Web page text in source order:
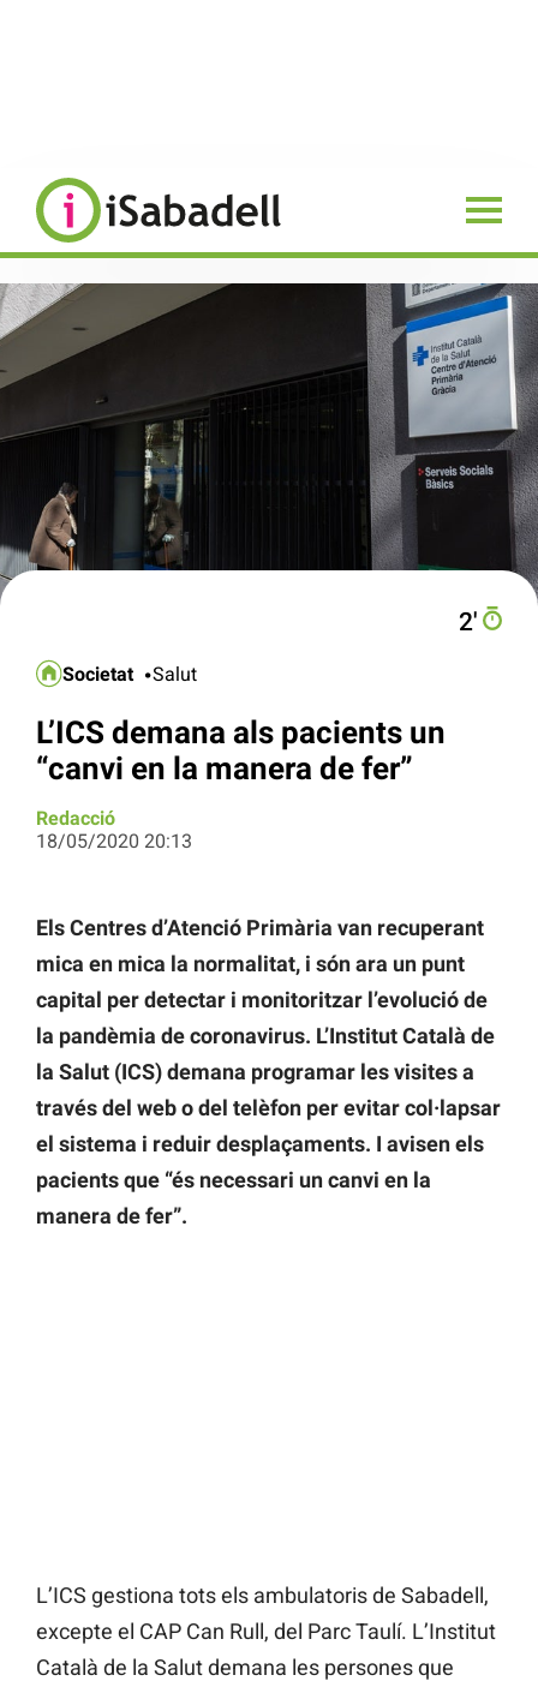
2′
Societat Salut
L’ICS demana als pacients un
“canvi en la manera de fer”
Redacció
18/05/2020 20:13
Els Centres d’Atenció Primària van recuperant
mica en mica la normalitat, i són ara un punt
capital per detectar i monitoritzar l’evolució de
la pandèmia de coronavirus. L’Institut Català de
la Salut (ICS) demana programar les visites a
través del web o del telèfon per evitar col·lapsar
el sistema i reduir desplaçaments. I avisen els
pacients que “és necessari un canvi en la
manera de fer”.
L’ICS gestiona tots els ambulatoris de Sabadell,
excepte el CAP Can Rull, del Parc Taulí. L’Institut
Català de la Salut demana les persones que